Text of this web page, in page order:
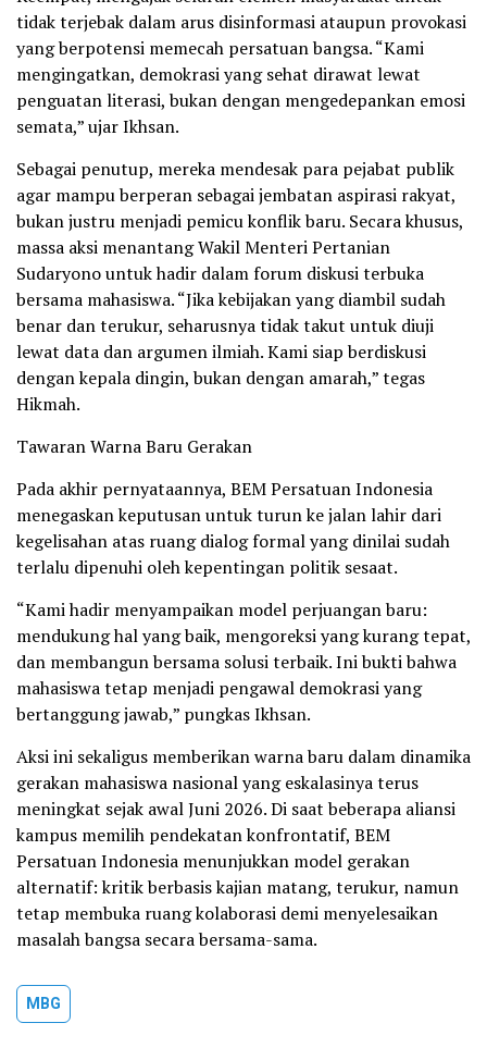
tidak terjebak dalam arus disinformasi ataupun provokasi
yang berpotensi memecah persatuan bangsa. “Kami
mengingatkan, demokrasi yang sehat dirawat lewat
penguatan literasi, bukan dengan mengedepankan emosi
semata,” ujar Ikhsan.
Sebagai penutup, mereka mendesak para pejabat publik
agar mampu berperan sebagai jembatan aspirasi rakyat,
bukan justru menjadi pemicu konflik baru. Secara khusus,
massa aksi menantang Wakil Menteri Pertanian
Sudaryono untuk hadir dalam forum diskusi terbuka
bersama mahasiswa. “Jika kebijakan yang diambil sudah
benar dan terukur, seharusnya tidak takut untuk diuji
lewat data dan argumen ilmiah. Kami siap berdiskusi
dengan kepala dingin, bukan dengan amarah,” tegas
Hikmah.
Tawaran Warna Baru Gerakan
Pada akhir pernyataannya, BEM Persatuan Indonesia
menegaskan keputusan untuk turun ke jalan lahir dari
kegelisahan atas ruang dialog formal yang dinilai sudah
terlalu dipenuhi oleh kepentingan politik sesaat.
“Kami hadir menyampaikan model perjuangan baru:
mendukung hal yang baik, mengoreksi yang kurang tepat,
dan membangun bersama solusi terbaik. Ini bukti bahwa
mahasiswa tetap menjadi pengawal demokrasi yang
bertanggung jawab,” pungkas Ikhsan.
Aksi ini sekaligus memberikan warna baru dalam dinamika
gerakan mahasiswa nasional yang eskalasinya terus
meningkat sejak awal Juni 2026. Di saat beberapa aliansi
kampus memilih pendekatan konfrontatif, BEM
Persatuan Indonesia menunjukkan model gerakan
alternatif: kritik berbasis kajian matang, terukur, namun
tetap membuka ruang kolaborasi demi menyelesaikan
masalah bangsa secara bersama-sama.
MBG